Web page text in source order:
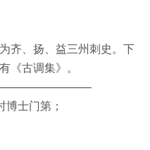
齐、扬、益三州刺史。下
《古调集》。
士门第；